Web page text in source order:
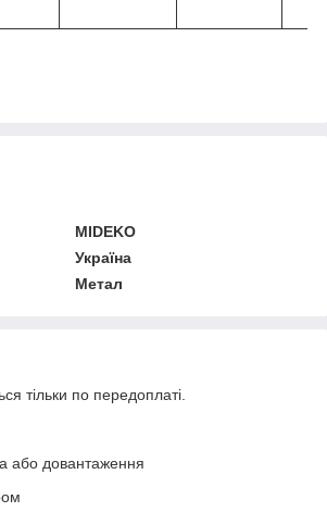
MIDEKO
Україна
Метал
тільки по передоплаті.
або довантаження